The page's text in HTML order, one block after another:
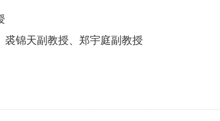
锦天副教授、郑宇庭副教授